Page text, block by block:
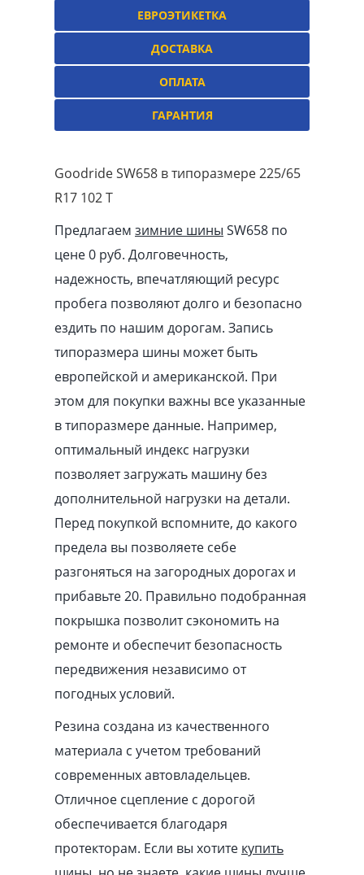
ЕВРОЭТИКЕТКА
ДОСТАВКА
ОПЛАТА
ГАРАНТИЯ
Goodride SW658 в типоразмере 225/65
R17 102 T
Предлагаем зимние шины SW658 по
цене 0 руб. Долговечность,
надежность, впечатляющий ресурс
пробега позволяют долго и безопасно
ездить по нашим дорогам. Запись
типоразмера шины может быть
европейской и американской. При
этом для покупки важны все указанные
в типоразмере данные. Например,
оптимальный индекс нагрузки
позволяет загружать машину без
дополнительной нагрузки на детали.
Перед покупкой вспомните, до какого
предела вы позволяете себе
разгоняться на загородных дорогах и
прибавьте 20. Правильно подобранная
покрышка позволит сэкономить на
ремонте и обеспечит безопасность
передвижения независимо от
погодных условий.
Резина создана из качественного
материала с учетом требований
современных автовладельцев.
Отличное сцепление с дорогой
обеспечивается благодаря
протекторам. Если вы хотите купить